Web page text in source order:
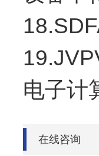
电子计
在线咨询